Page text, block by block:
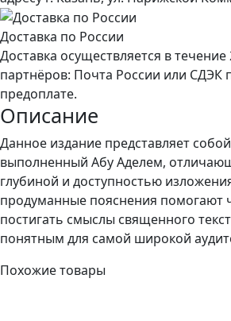
Доставка по России
Доставка осуществляется в
партнёров: Почта России или СДЭК
предоплате.
Описание
Данное издание представляет
выполненный Абу Аделем,
глубиной и доступностью
продуманные пояснения помогают
постигать смыслы священного
понятным для самой широкой
Похожие товары